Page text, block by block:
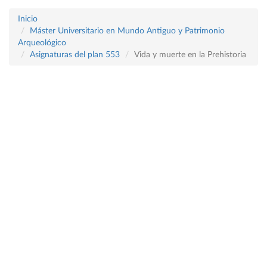
Inicio
Máster Universitario en Mundo Antiguo y Patrimonio
Arqueológico
Asignaturas del plan 553
Vida y muerte en la Prehistoria